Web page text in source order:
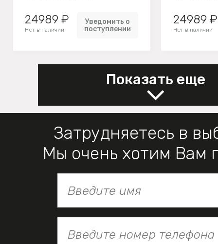
24989 ₽
Нет в наличии
Уведомить о
поступлении
24989 ₽
Нет в наличии
Показать еще
Затрудняетесь в
Мы очень хотим Вам